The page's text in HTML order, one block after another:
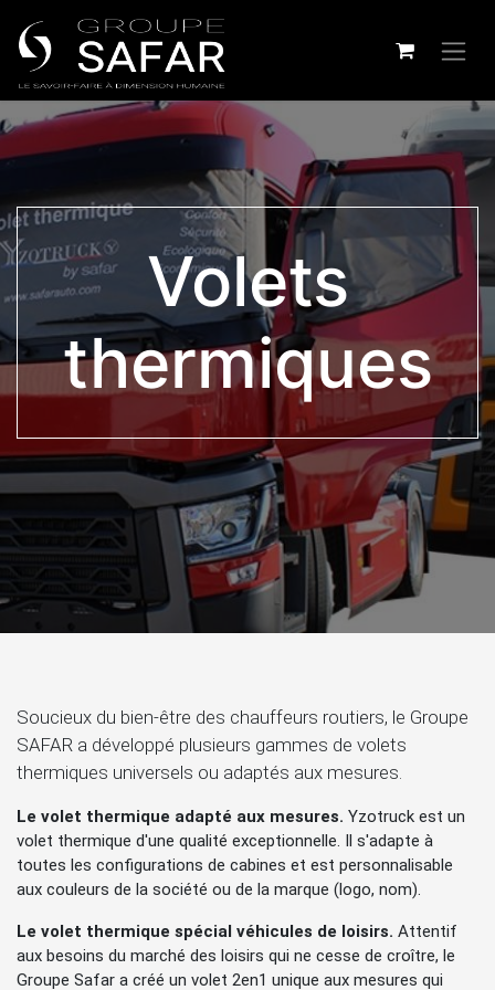
Volets
thermiques
Soucieux du bien-être des chauffeurs routiers, le Groupe
SAFAR a développé plusieurs gammes de volets
thermiques universels ou adaptés aux mesures.
Le volet thermique adapté aux mesures. Yzotruck est un
volet thermique d'une qualité exceptionnelle. Il s'adapte à
toutes les configurations de cabines et est personnalisable
aux couleurs de la société ou de la marque (logo, nom).
Le volet thermique spécial véhicules de loisirs. Attentif
aux besoins du marché des loisirs qui ne cesse de croître, le
Groupe Safar a créé un volet 2en1 unique aux mesures qui